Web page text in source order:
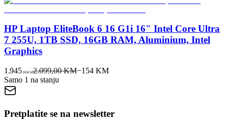
HP Laptop EliteBook 6 16 G1i 16" Intel Core Ultra
7 255U, 1TB SSD, 16GB RAM, Aluminium, Intel
Graphics
1.945 00KM2.099,00 KM−154KM
Samo 1 na stanju
Pretplatite se na newsletter